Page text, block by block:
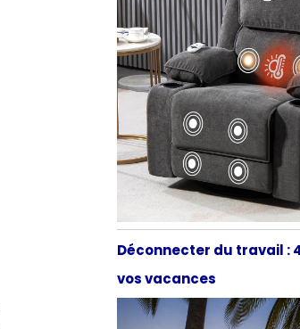
Déconnecter du travail :
vos vacances